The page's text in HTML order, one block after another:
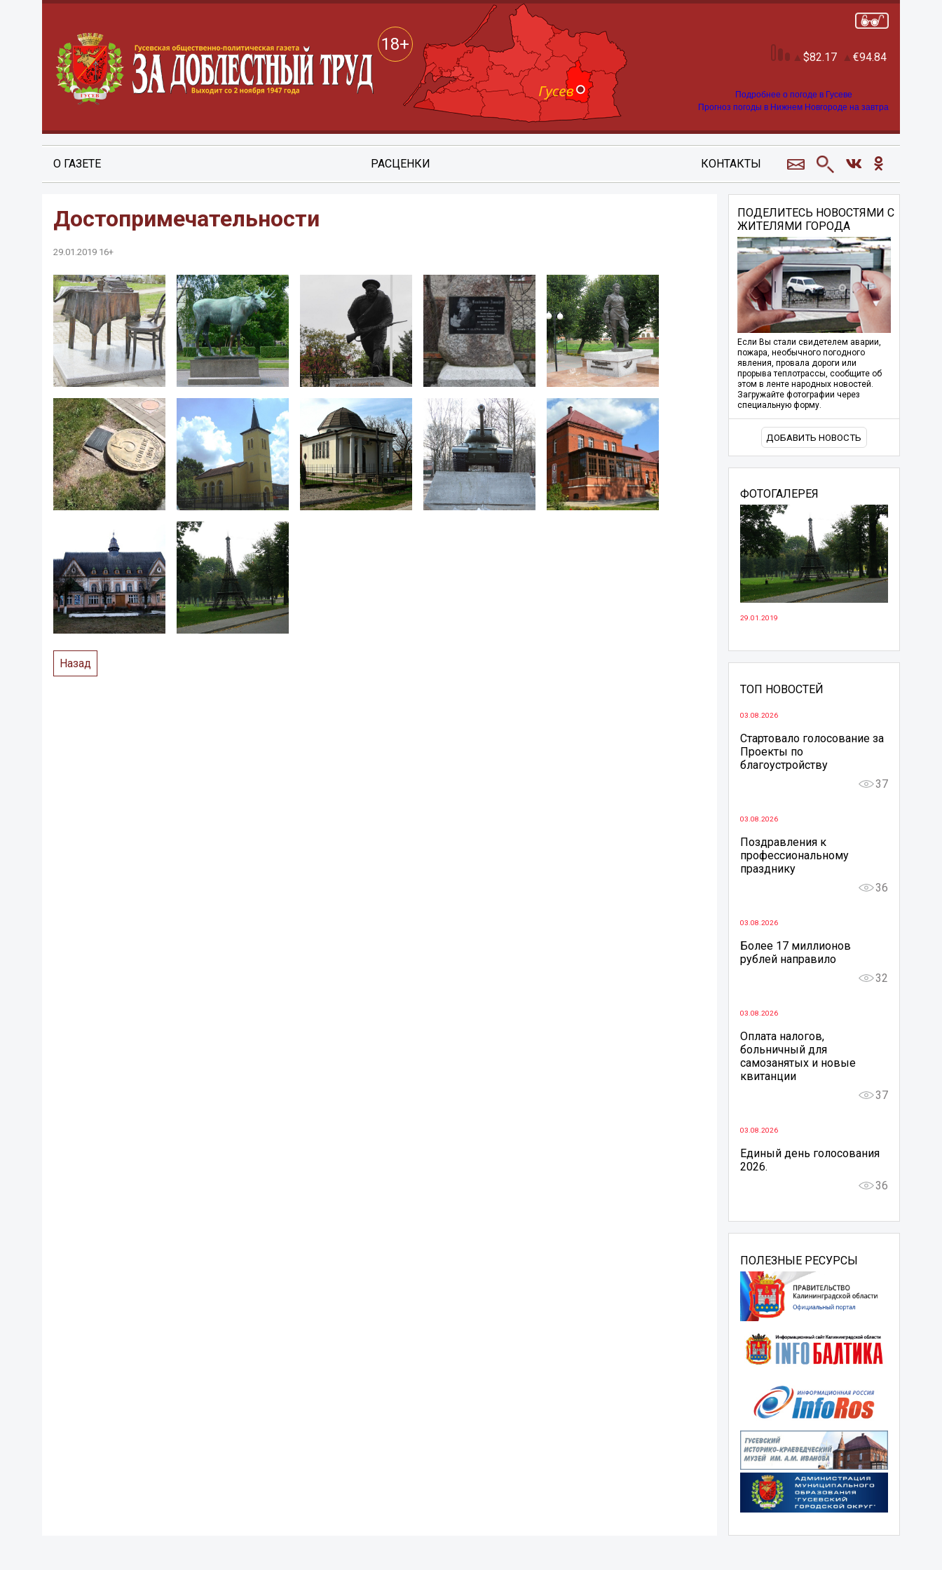
18+
82.17 94.84
Подробнее о погоде в Гусеве
Прогноз погоды в Нижнем Новгороде на завтра
О ГАЗЕТЕ РАСЦЕНКИ КОНТАКТЫ
Достопримечательности
29.01.2019 16+
Назад
ПОДЕЛИТЕСЬ НОВОСТЯМИ С
ЖИТЕЛЯМИ ГОРОДА
Если Вы стали свидетелем аварии,
пожара, необычного погодного
явления, провала дороги или
прорыва теплотрассы, сообщите об
этом в ленте народных новостей.
Загружайте фотографии через
специальную форму.
ДОБАВИТЬ НОВОСТЬ
ФОТОГАЛЕРЕЯ
29.01.2019
ТОП НОВОСТЕЙ
03.08.2026
Стартовало голосование за
Проекты по
благоустройству
37
03.08.2026
Поздравления к
профессиональному
празднику
36
03.08.2026
Более 17 миллионов
рублей направило
32
03.08.2026
Оплата налогов,
больничный для
самозанятых и новые
квитанции
37
03.08.2026
Единый день голосования
2026.
36
ПОЛЕЗНЫЕ РЕСУРСЫ